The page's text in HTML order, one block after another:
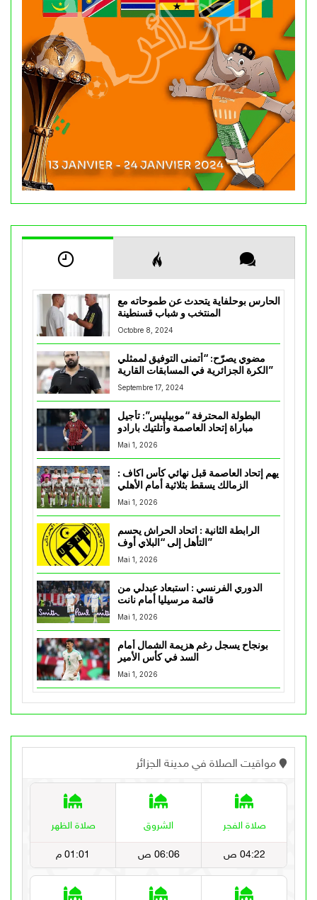
الحارس بوحلفاية يتحدث عن طموحاته مع
المنتخب و شباب قسنطينة
Octobre 8, 2024
مضوي يصرّح: “أتمنى التوفيق لممثلي
الكرة الجزائرية في المسابقات القارية”
Septembre 17, 2024
البطولة المحترفة “موبيليس”: تأجيل
مباراة إتحاد العاصمة وأتلتيك بارادو
Mai 1, 2026
يهم إتحاد العاصمة قبل نهائي كأس اكاف :
Mai 1, 2026
الرابطة الثانية : اتحاد الحراش يحسم
التأهل إلى “البلاي أوف”
Mai 1, 2026
الدوري الفرنسي : استبعاد عبدلي من
قائمة مرسيليا أمام نانت
Mai 1, 2026
بونجاح يسجل رغم هزيمة الشمال أمام
السد في كأس الأمير
Mai 1, 2026